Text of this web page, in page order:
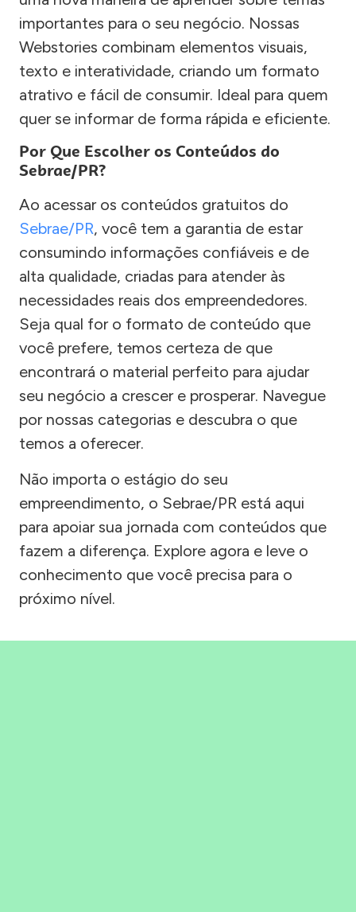
importantes para o seu negócio. Nossas
Webstories combinam elementos visuais,
texto e interatividade, criando um formato
atrativo e fácil de consumir. Ideal para quem
quer se informar de forma rápida e eficiente.
Por Que Escolher os Conteúdos do
Sebrae/PR?
Ao acessar os conteúdos gratuitos do
Sebrae/PR, você tem a garantia de estar
consumindo informações confiáveis e de
alta qualidade, criadas para atender às
necessidades reais dos empreendedores.
Seja qual for o formato de conteúdo que
você prefere, temos certeza de que
encontrará o material perfeito para ajudar
seu negócio a crescer e prosperar. Navegue
por nossas categorias e descubra o que
temos a oferecer.
Não importa o estágio do seu
empreendimento, o Sebrae/PR está aqui
para apoiar sua jornada com conteúdos que
fazem a diferença. Explore agora e leve o
conhecimento que você precisa para o
próximo nível.